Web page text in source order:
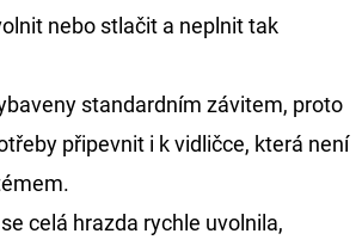
nebo stlačit a neplnit tak
standardním závitem, proto
připevnit i k vidličce, která není
celá hrazda rychle uvolnila,